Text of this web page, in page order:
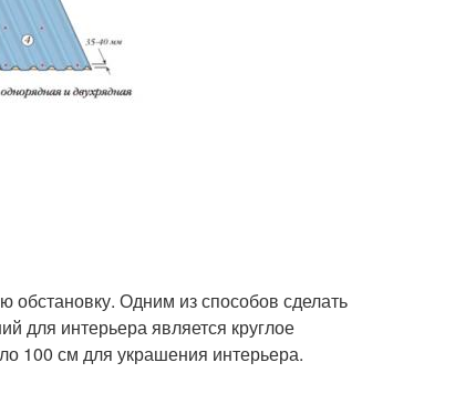
Одним из способов сделать
для интерьера является круглое
100 см для украшения интерьера.